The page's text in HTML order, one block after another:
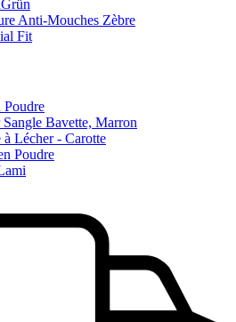
Anti-Mouches Zèbre
Fit
Bavette, Marron
Lécher - Carotte
Poudre